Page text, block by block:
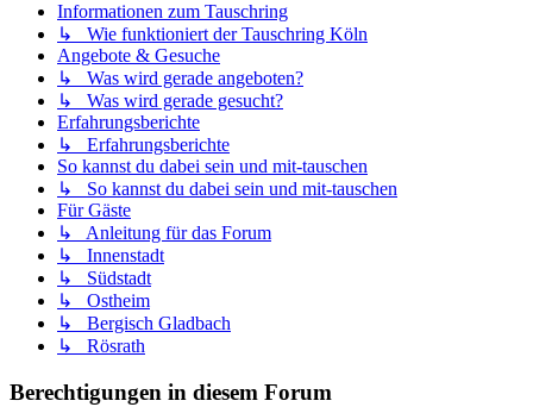
Informationen zum Tauschring
↳ Wie funktioniert der Tauschring Köln
Angebote & Gesuche
↳ Was wird gerade angeboten?
↳ Was wird gerade gesucht?
Erfahrungsberichte
↳ Erfahrungsberichte
So kannst du dabei sein und mit-tauschen
↳ So kannst du dabei sein und mit-tauschen
Für Gäste
↳ Anleitung für das Forum
↳ Innenstadt
↳ Südstadt
↳ Ostheim
↳ Bergisch Gladbach
↳ Rösrath
Berechtigungen in diesem Forum